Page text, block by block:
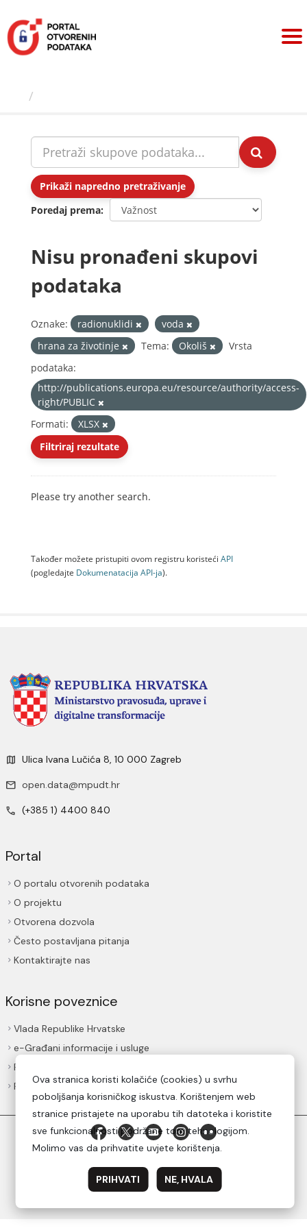
sadržaj
Prikaži napredno pretraživanje
Poredaj prema
Nisu pronađeni skupovi
podataka
Oznake: radionuklidi
voda
hrana za životinje
Tema: Okoliš
Vrsta
podataka:
http://publications.europa.eu/resource/authority/access-
right/PUBLIC
Formati:
XLSX
Filtriraj rezultate
Please try another search.
Također možete pristupiti ovom registru koristeći API
(pogledajte Dokumenаtаcijа API-jа).